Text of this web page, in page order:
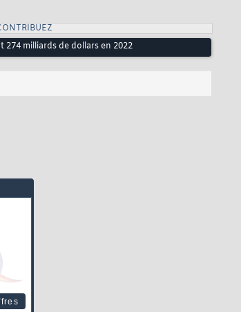
milliards de dollars en 2022